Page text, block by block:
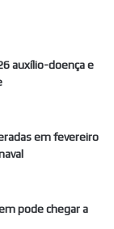
auxílio-doença e
em fevereiro
pode chegar a